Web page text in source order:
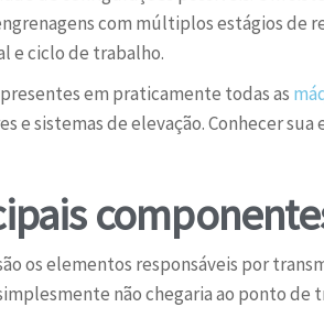
com múltiplos estágios de
e ciclo de trabalho.
em praticamente todas as
e sistemas de elevação. Conhecer
os elementos responsáveis por
não chegaria ao ponto de